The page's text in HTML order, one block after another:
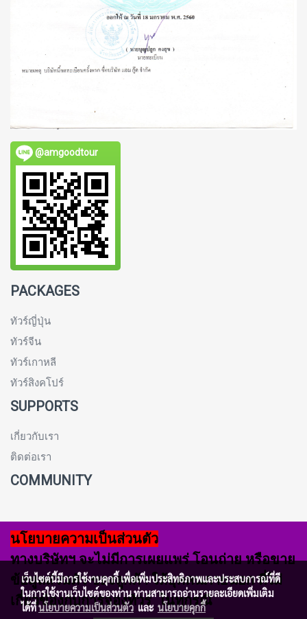
@amgoodtour
PACKAGES
ทัวร์ญี่ปุ่น
ทัวร์จีน
ทัวร์เกาหลี
ทัวร์สิงคโปร์
SUPPORTS
เกี่ยวกับเรา
ติดต่อเรา
COMMUNITY
นโยบายความเป็นส่วนตัว
ทางบริษัทฯ จะไม่มีการเผยแพร่ โอนถ่าย หรือขาย
ข้อมูลส่วนตัว ของลูกค้า ให้บุคคนภายนอก ที่ไม่
เกี่ยวข้องกับการจองทัวร์ ในทุกรณี
เว็บไซต์นี้มีการใช้งานคุกกี้ เพื่อเพิ่มประสิทธิภาพและประสบการณ์ที่ดี
ในการใช้งานเว็บไซต์ของท่าน ท่านสามารถอ่านรายละเอียดเพิ่มเติม
ได้ที่นโยบายความเป็นส่วนตัวและ นโยบายคุกกี้